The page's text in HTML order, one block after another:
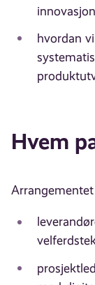
hvordan
Hvem